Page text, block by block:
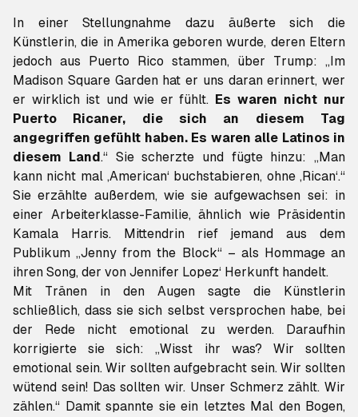
In einer Stellungnahme dazu äußerte sich die
Künstlerin, die in Amerika geboren wurde, deren Eltern
jedoch aus Puerto Rico stammen, über Trump: „Im
Madison Square Garden hat er uns daran erinnert, wer
er wirklich ist und wie er fühlt. Es waren nicht nur
Puerto Ricaner, die sich an diesem Tag
angegriffen gefühlt haben. Es waren alle Latinos in
diesem Land .“ Sie scherzte und fügte hinzu: „Man
kann nicht mal ‚American‘ buchstabieren, ohne ‚Rican‘.“
Sie erzählte außerdem, wie sie aufgewachsen sei: in
einer Arbeiterklasse-Familie, ähnlich wie Präsidentin
Kamala Harris. Mittendrin rief jemand aus dem
Publikum „Jenny from the Block“ – als Hommage an
ihren Song, der von Jennifer Lopez‘ Herkunft handelt.
Mit Tränen in den Augen sagte die Künstlerin
schließlich, dass sie sich selbst versprochen habe, bei
der Rede nicht emotional zu werden. Daraufhin
korrigierte sie sich: „Wisst ihr was? Wir sollten
emotional sein. Wir sollten aufgebracht sein. Wir sollten
wütend sein! Das sollten wir. Unser Schmerz zählt. Wir
zählen.“ Damit spannte sie ein letztes Mal den Bogen,